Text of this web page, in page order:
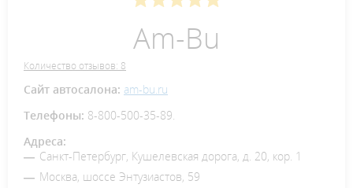
Am-Bu
Количество отзывов: 8
Сайт автосалона: am-bu.ru
Телефоны: 8-800-500-35-89.
Адреса:
Санкт-Петербург, Кушелевская дорога, д. 20, кор. 1
Москва, шоссе Энтузиастов, 59